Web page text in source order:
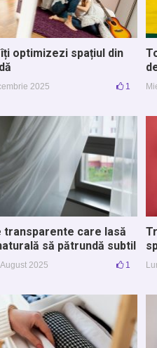
îți optimizezi spațiul din
2025 1
transparente care lasă
să pătrundă subtil
2025 1